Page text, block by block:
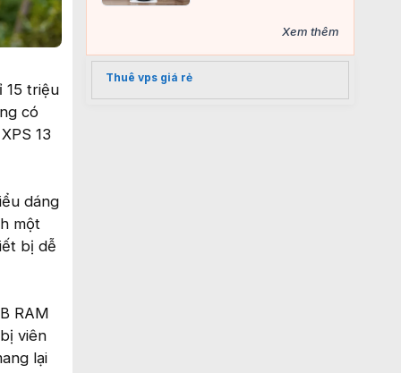
15 triệu
có
13
dáng
một
bị dễ
RAM
viên
lại
Xem thêm
Thuê vps giá rẻ